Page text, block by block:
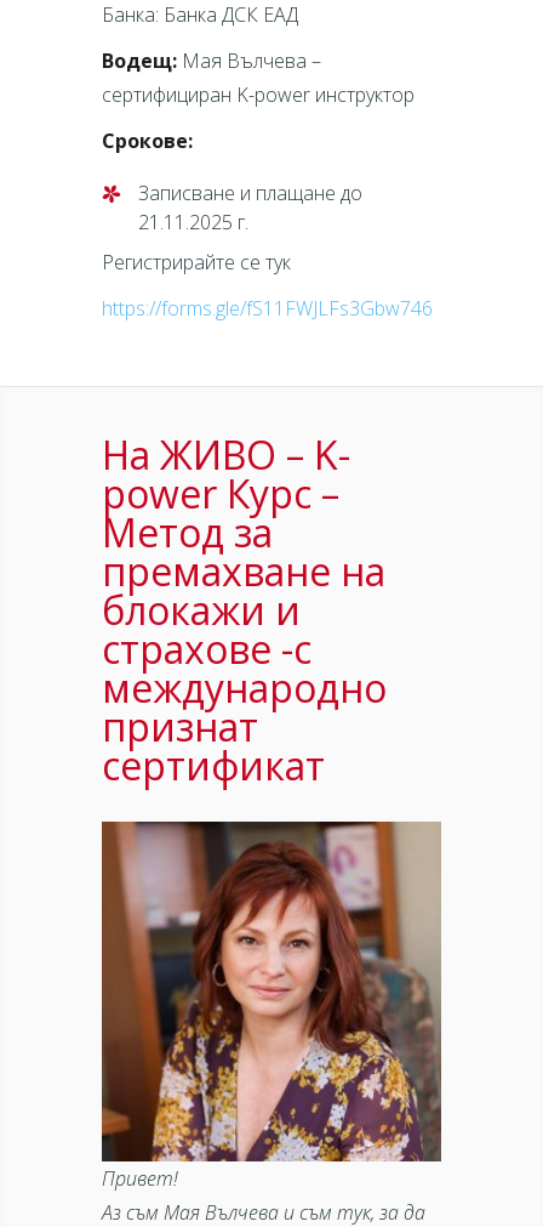
Банка: Банка ДСК ЕАД
Водещ: Мая Вълчева –
сертифициран K-power инструктор
Срокове:
Записване и плащане до
21.11.2025 г.
Регистрирайте се тук
https://forms.gle/fS11FWJLFs3Gbw746
На ЖИВО – K-
power Курс –
Метод за
премахване на
блокажи и
страхове -с
международно
признат
сертификат
Привет!
Аз съм Мая Вълчева и съм тук, за да